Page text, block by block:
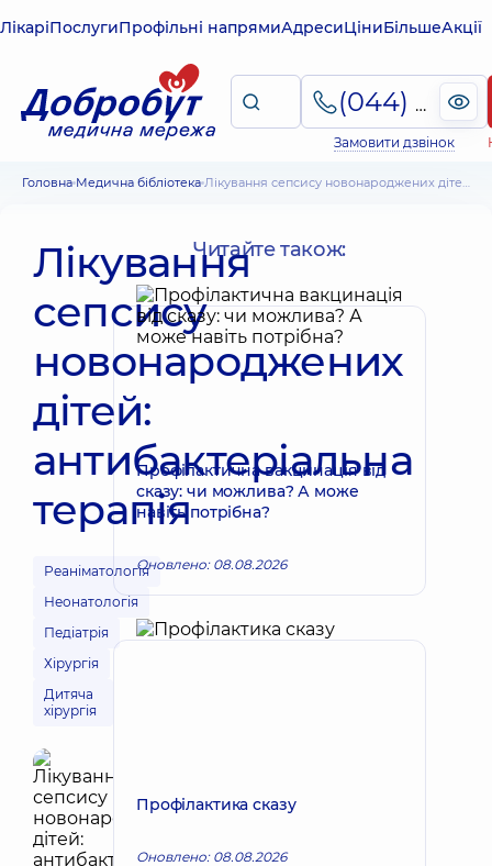
ЛікаріПослугиПрофільні напрямиАдресиЦіниБільшеАкції
(044) 495-2-888
Замовити дзвінок
Головна Медична бібліотека Лікування сепсису новонароджених дітей: антибактеріальна терапія
Лікування
сепсису
новонароджених
дітей:
антибактеріальна
терапія
Реаніматологія
Неонатологія
Педіатрія
Хірургія
Дитяча
хірургія
Читайте також:
Профілактична вакцинація від
сказу: чи можлива? А може
навіть потрібна?
Оновлено: 08.08.2026
Профілактика сказу
Оновлено: 08.08.2026